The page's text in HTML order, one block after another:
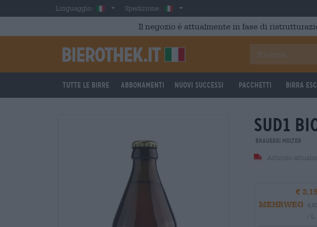
Skip to main contentLinguaggio: ItalianSpedizione: Italia
Il negozio è attualmente in fase di
Tutte le birre Abbonamenti Nuovi successi Pacchetti Birra
sud1
Brauerei Molter
Articolo
€ 3,19
MEHRWEG
/ L